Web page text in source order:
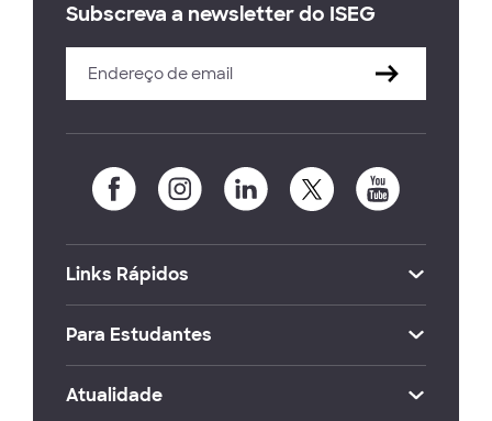
Subscreva a newsletter do ISEG
Links Rápidos
Para Estudantes
Atualidade